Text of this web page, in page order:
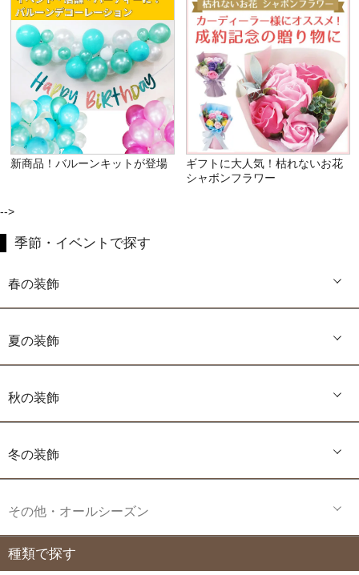
新商品！バルーンキットが登場
ギフトに大人気！枯れないお花
シャボンフラワー
-->
季節・イベントで探す
春の装飾
夏の装飾
秋の装飾
冬の装飾
その他・オールシーズン
種類で探す